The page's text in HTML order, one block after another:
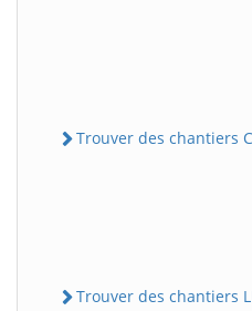
Trouver des chantiers
Trouver des chantiers